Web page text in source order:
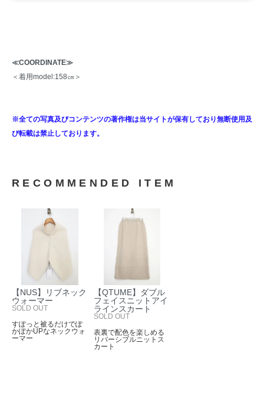
≪COORDINATE≫
＜着用model:158㎝＞
※全ての写真及びコンテンツの著作権は当サイトが保有しており無断使用及
び転載は禁止しております。
RECOMMENDED ITEM
【NUS】リブネック
ウォーマー
SOLD OUT
すぽっと被るだけでぽ
かぽかUPなネックウォ
ーマー
【QTUME】ダブル
フェイスニットアイ
ラインスカート
SOLD OUT
表裏で配色を楽しめる
リバーシブルニットス
カート